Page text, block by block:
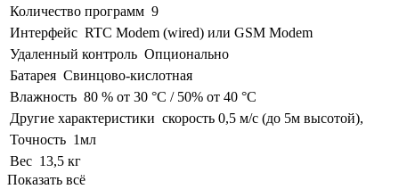
Количество программ 9
Интерфейс RTC Modem (wired) или GSM Modem
Удаленный контроль Опционально
Батарея Свинцово-кислотная
Влажность 80 % от 30 °C / 50% от 40 °C
Другие характеристики скорость 0,5 м/с (до 5м высотой),
Точность 1мл
Вес 13,5 кг
Показать всё